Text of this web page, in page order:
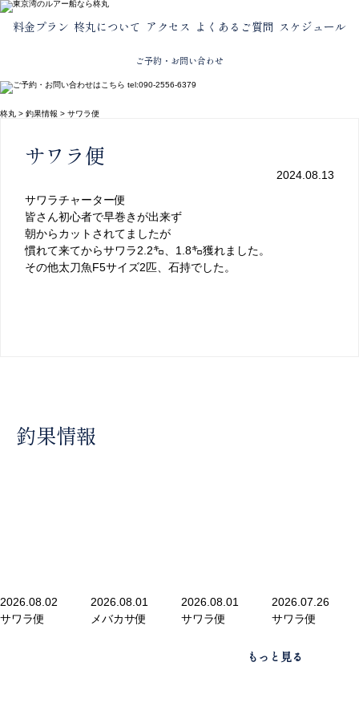
料金プラン 柊丸について アクセス よくあるご質問 スケジュール
ご予約・お問い合わせ
柊丸 > 釣果情報 > サワラ便
サワラ便
2024.08.13
サワラチャーター便
皆さん初心者で早巻きが出来ず
朝からカットされてましたが
慣れて来てからサワラ2.2㌔、1.8㌔獲れました。
その他太刀魚F5サイズ2匹、石持でした。
釣果情報
2026.08.02
サワラ便
2026.08.01
メバカサ便
2026.08.01
サワラ便
2026.07.26
サワラ便
もっと見る